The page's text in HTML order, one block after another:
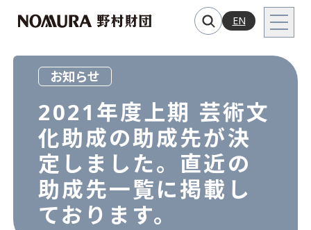
EN
お知らせ
2021年度上期 芸術文
化助成の助成先が決
定しました。直近の
助成先一覧に掲載し
ております。